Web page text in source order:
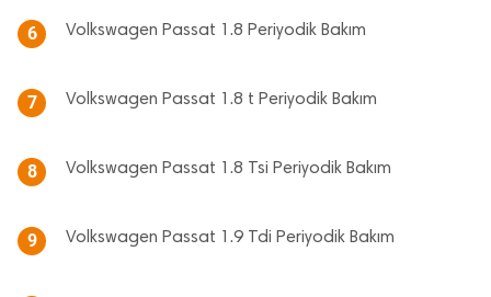
6 Volkswagen Passat 1.8 Periyodik Bakım
7 Volkswagen Passat 1.8 t Periyodik Bakım
8 Volkswagen Passat 1.8 Tsi Periyodik Bakım
9 Volkswagen Passat 1.9 Tdi Periyodik Bakım